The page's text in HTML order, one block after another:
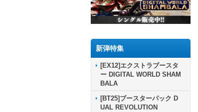
新弾特集
[EX12]エクストラブースタ
ー DIGITAL WORLD SHAM
BALA
[BT25]ブースターパック D
UAL REVOLUTION